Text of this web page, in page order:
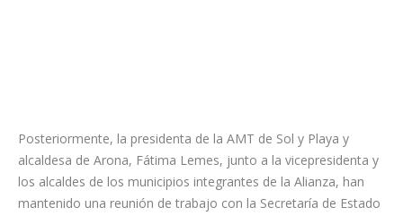
Posteriormente, la presidenta de la AMT de Sol y Playa y
alcaldesa de Arona, Fátima Lemes, junto a la vicepresidenta y